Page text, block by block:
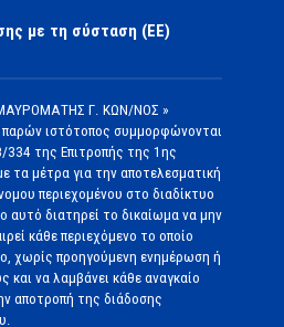
με τη σύσταση (ΕΕ)
Γ. ΚΩΝ/ΝΟΣ »
παρών ιστότοπος συμμορφώνονται
της Επιτροπής της 1ης
τα μέτρα για την αποτελεσματική
περιεχομένου στο διαδίκτυο
αυτό διατηρεί το δικαίωμα να μην
κάθε περιεχόμενο το οποίο
χωρίς προηγούμενη ενημέρωση ή
να λαμβάνει κάθε αναγκαίο
αποτροπή της διάδοσης